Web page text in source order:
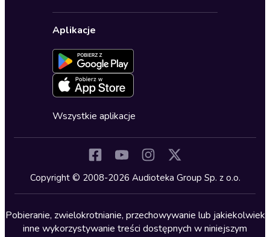
Biznes, marketing, ekonomia
Dla młodzieży
Kryminały
Lektury szkolne
Literatura anglojęzyczna
Ustawienia prywatności
Formularz zgłaszania nielegalnych treści
Deklaracja dostępności
Oferta dla firm i bibliotek
Dołącz do newslettera
Blog
Zapowiedzi
Cykle audiobooków
Aplikacje
Wszystkie aplikacje
Copyright © 2008-2026 Audioteka Group Sp. z o.o.
Pobieranie, zwielokrotnianie, przechowywanie lub jakiekolwiek
inne wykorzystywanie treści dostępnych w niniejszym